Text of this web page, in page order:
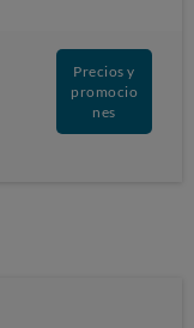
Precios y
promocio
nes